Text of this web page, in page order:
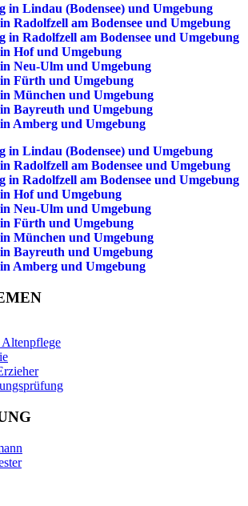
in Lindau (Bodensee) und Umgebung
Radolfzell am Bodensee und Umgebung
in Radolfzell am Bodensee und Umgebung
Hof und Umgebung
Neu-Ulm und Umgebung
Fürth und Umgebung
München und Umgebung
Bayreuth und Umgebung
Amberg und Umgebung
in Lindau (Bodensee) und Umgebung
Radolfzell am Bodensee und Umgebung
in Radolfzell am Bodensee und Umgebung
Hof und Umgebung
Neu-Ulm und Umgebung
Fürth und Umgebung
München und Umgebung
Bayreuth und Umgebung
Amberg und Umgebung